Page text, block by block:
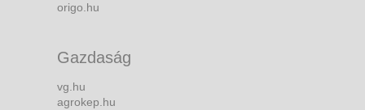
origo.hu
Gazdaság
vg.hu
agrokep.hu